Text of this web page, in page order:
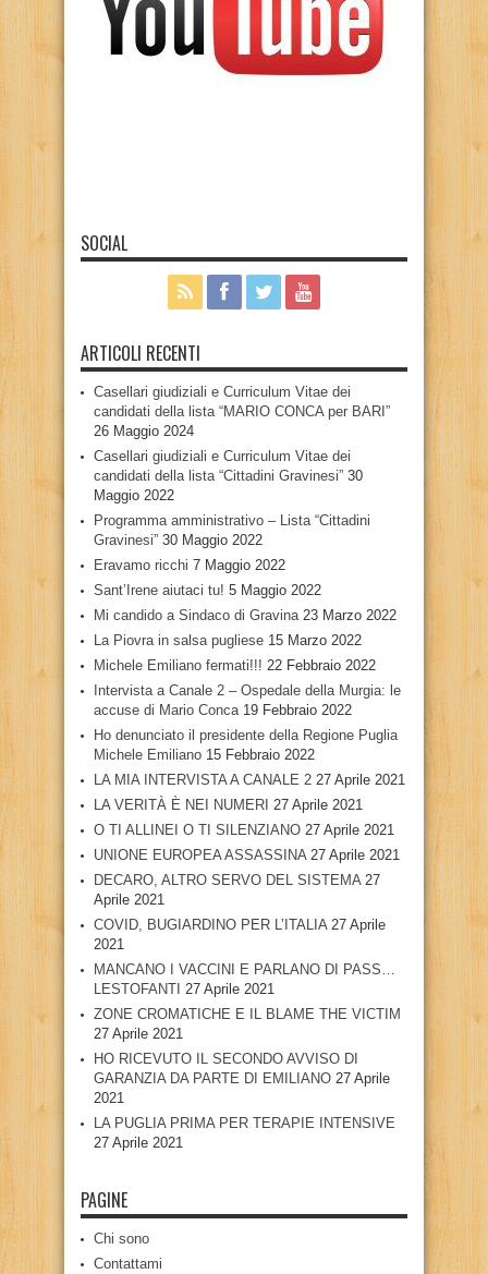
SOCIAL
ARTICOLI RECENTI
Casellari giudiziali e Curriculum Vitae dei
candidati della lista “MARIO CONCA per BARI”
26 Maggio 2024
Casellari giudiziali e Curriculum Vitae dei
candidati della lista “Cittadini Gravinesi” 30
Maggio 2022
Programma amministrativo – Lista “Cittadini
Gravinesi” 30 Maggio 2022
Eravamo ricchi 7 Maggio 2022
Sant’Irene aiutaci tu! 5 Maggio 2022
Mi candido a Sindaco di Gravina 23 Marzo 2022
La Piovra in salsa pugliese 15 Marzo 2022
Michele Emiliano fermati!!! 22 Febbraio 2022
Intervista a Canale 2 – Ospedale della Murgia: le
accuse di Mario Conca 19 Febbraio 2022
Ho denunciato il presidente della Regione Puglia
Michele Emiliano 15 Febbraio 2022
LA MIA INTERVISTA A CANALE 2 27 Aprile 2021
LA VERITÀ È NEI NUMERI 27 Aprile 2021
O TI ALLINEI O TI SILENZIANO 27 Aprile 2021
UNIONE EUROPEA ASSASSINA 27 Aprile 2021
DECARO, ALTRO SERVO DEL SISTEMA 27
Aprile 2021
COVID, BUGIARDINO PER L’ITALIA 27 Aprile
2021
MANCANO I VACCINI E PARLANO DI PASS…
LESTOFANTI 27 Aprile 2021
ZONE CROMATICHE E IL BLAME THE VICTIM
27 Aprile 2021
HO RICEVUTO IL SECONDO AVVISO DI
GARANZIA DA PARTE DI EMILIANO 27 Aprile
2021
LA PUGLIA PRIMA PER TERAPIE INTENSIVE
27 Aprile 2021
PAGINE
Chi sono
Contattami